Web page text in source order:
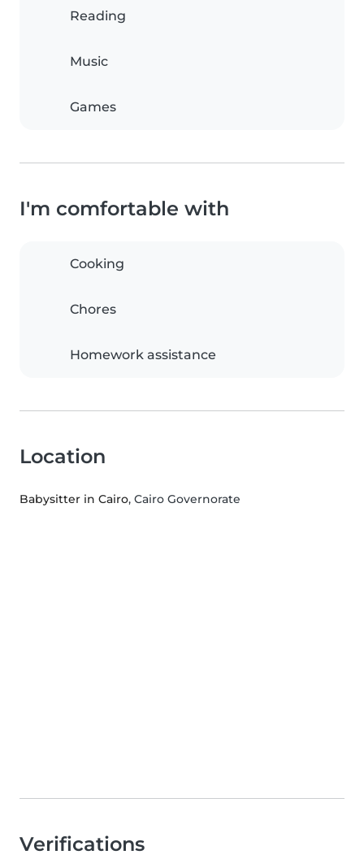
Reading
Music
Games
I'm comfortable with
Cooking
Chores
Homework assistance
Location
Babysitter in Cairo, Cairo Governorate
Verifications